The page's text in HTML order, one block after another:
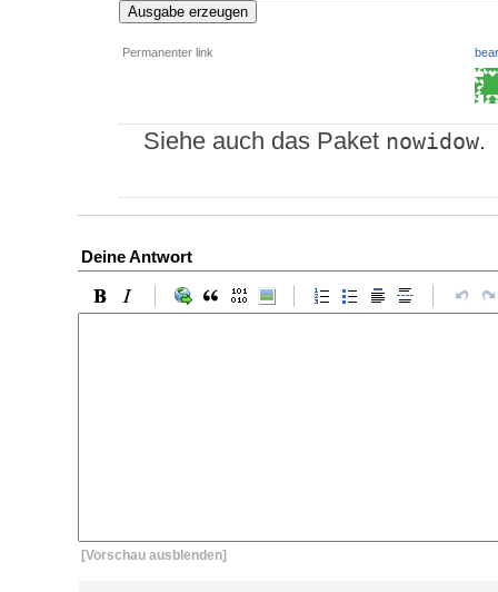
Ausgabe erzeugen
Permanenter link
Siehe auch das Paket nowidow.
Deine Antwort
[Vorschau ausblenden]